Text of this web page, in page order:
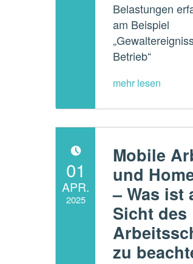
Belastungen
am Beispiel
Betrieb“
Mobile
und
– Was ist
Sicht des
zu
POSTED ON:
01
APR.
2025